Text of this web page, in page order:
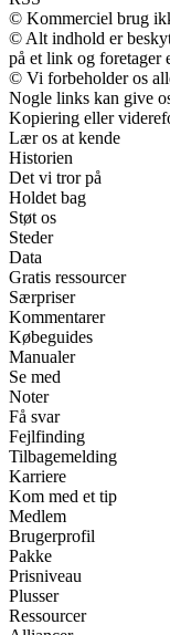
© Kommerciel brug
© Alt indhold er
på et link og foretager
© Vi forbeholder os
Nogle links kan give
Kopiering eller
Lær os at kende
Historien
Det vi tror på
Holdet bag
Støt os
Steder
Data
Gratis ressourcer
Særpriser
Kommentarer
Købeguides
Manualer
Se med
Noter
Få svar
Fejlfinding
Tilbagemelding
Karriere
Kom med et tip
Medlem
Brugerprofil
Pakke
Prisniveau
Plusser
Ressourcer